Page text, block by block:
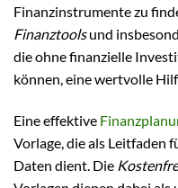
Finanzinstrumente zu
Finanztoolsund
die ohne finanzielle
können, eine wertvolle
Eine effektive
Vorlage, die als Leitfaden
Daten dient. Die